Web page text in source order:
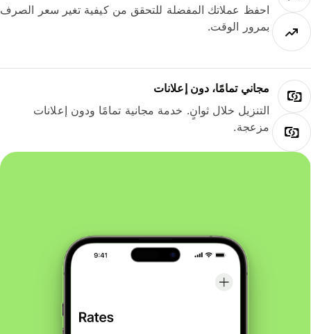
احفظ عملاتك المفضلة للتحقق من كيفية تغير سعر الصرف
بمرور الوقت.
مجاني تمامًا، دون إعلانات
التنزيل خلال ثوانٍ. خدمة مجانية تمامًا ودون إعلانات
مزعجة.